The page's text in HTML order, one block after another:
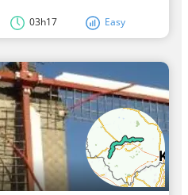
03h17 Easy